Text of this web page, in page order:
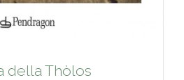
della Thòlos